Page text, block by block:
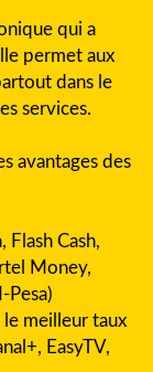
qui a
permet aux
dans le
services.
avantages des
Flash Cash,
Money,
Pesa)
le meilleur taux
EasyTV,